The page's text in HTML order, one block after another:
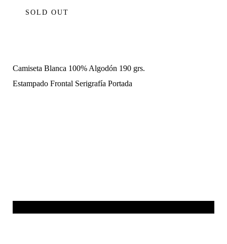
SOLD OUT
Camiseta Blanca 100% Algodón 190 grs.
Estampado Frontal Serigrafía Portada